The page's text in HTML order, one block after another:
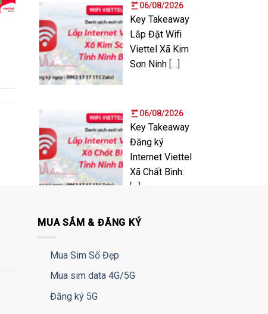
06/08/2026
Key Takeaway
Lắp Đặt Wifi
Viettel Xã Kim
Sơn Ninh […]
06/08/2026
Key Takeaway
Đăng ký
Internet Viettel
Xã Chất Bình:
[…]
06/08/2026
Doanh Nghiệp
MUA SẮM & ĐĂNG KÝ
Mua Sim Số Đẹp
Mua sim data 4G/5G
Đăng ký 5G